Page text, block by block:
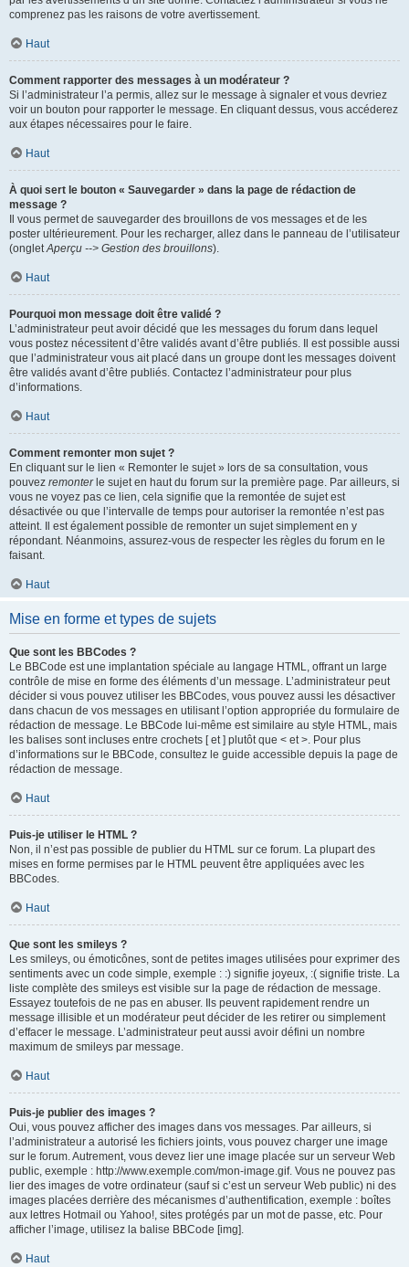
comprenez pas les raisons de votre avertissement.
Haut
Comment rapporter des messages à un modérateur ?
Si l’administrateur l’a permis, allez sur le message à signaler et vous devriez
voir un bouton pour rapporter le message. En cliquant dessus, vous accéderez
aux étapes nécessaires pour le faire.
Haut
À quoi sert le bouton « Sauvegarder » dans la page de rédaction de
message ?
Il vous permet de sauvegarder des brouillons de vos messages et de les
poster ultérieurement. Pour les recharger, allez dans le panneau de l’utilisateur
(ongletAperçu --> Gestion des brouillons).
Haut
Pourquoi mon message doit être validé ?
L’administrateur peut avoir décidé que les messages du forum dans lequel
vous postez nécessitent d’être validés avant d’être publiés. Il est possible aussi
que l’administrateur vous ait placé dans un groupe dont les messages doivent
être validés avant d’être publiés. Contactez l’administrateur pour plus
d’informations.
Haut
Comment remonter mon sujet ?
En cliquant sur le lien « Remonter le sujet » lors de sa consultation, vous
pouvez remonterle sujet en haut du forum sur la première page. Par ailleurs, si
vous ne voyez pas ce lien, cela signifie que la remontée de sujet est
désactivée ou que l’intervalle de temps pour autoriser la remontée n’est pas
atteint. Il est également possible de remonter un sujet simplement en y
répondant. Néanmoins, assurez-vous de respecter les règles du forum en le
faisant.
Haut
Mise en forme et types de sujets
Que sont les BBCodes ?
Le BBCode est une implantation spéciale au langage HTML, offrant un large
contrôle de mise en forme des éléments d’un message. L’administrateur peut
décider si vous pouvez utiliser les BBCodes, vous pouvez aussi les désactiver
dans chacun de vos messages en utilisant l’option appropriée du formulaire de
rédaction de message. Le BBCode lui-même est similaire au style HTML, mais
les balises sont incluses entre crochets [ et ] plutôt que < et >. Pour plus
d’informations sur le BBCode, consultez le guide accessible depuis la page de
rédaction de message.
Haut
Puis-je utiliser le HTML ?
Non, il n’est pas possible de publier du HTML sur ce forum. La plupart des
mises en forme permises par le HTML peuvent être appliquées avec les
BBCodes.
Haut
Que sont les smileys ?
Les smileys, ou émoticônes, sont de petites images utilisées pour exprimer des
sentiments avec un code simple, exemple : :) signifie joyeux, :( signifie triste. La
liste complète des smileys est visible sur la page de rédaction de message.
Essayez toutefois de ne pas en abuser. Ils peuvent rapidement rendre un
message illisible et un modérateur peut décider de les retirer ou simplement
d’effacer le message. L’administrateur peut aussi avoir défini un nombre
maximum de smileys par message.
Haut
Puis-je publier des images ?
Oui, vous pouvez afficher des images dans vos messages. Par ailleurs, si
l’administrateur a autorisé les fichiers joints, vous pouvez charger une image
sur le forum. Autrement, vous devez lier une image placée sur un serveur Web
public, exemple : http://www.exemple.com/mon-image.gif. Vous ne pouvez pas
lier des images de votre ordinateur (sauf si c’est un serveur Web public) ni des
images placées derrière des mécanismes d’authentification, exemple : boîtes
aux lettres Hotmail ou Yahoo!, sites protégés par un mot de passe, etc. Pour
afficher l’image, utilisez la balise BBCode [img].
Haut